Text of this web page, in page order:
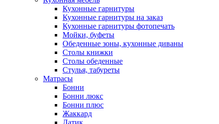
Кухонные гарнитуры
Кухонные гарнитуры на заказ
Кухонные гарнитуры фотопечать
Мойки, буфеты
Обеденные зоны, кухонные диваны
Столы книжки
Столы обеденные
Стулья, табуреты
Матрасы
Бонни
Бонни люкс
Бонни плюс
Жаккард